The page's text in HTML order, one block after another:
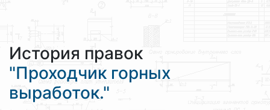
История правок
"Проходчик горных
выработок."